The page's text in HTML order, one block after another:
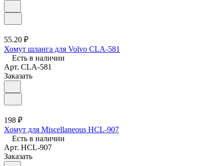
55.20 ₽
Хомут шланга для Volvo CLA-581
Есть в наличии
Арт. CLA-581
Заказать
198 ₽
Хомут для Miscellaneous HCL-907
Есть в наличии
Арт. HCL-907
Заказать